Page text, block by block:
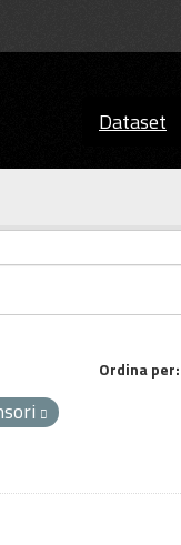
Dataset
Ordina per